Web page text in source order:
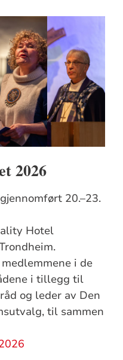
2026
20.–23.
Hotel
i de
i tillegg til
og leder av Den
til sammen